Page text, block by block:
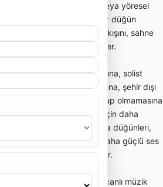
gitar, keman, saksafon veya yöresel
oluşabilir. Doğru seçilen bir düğün
müzik çalmaz; davetin akışını, sahne
eğlence ritmini belirler.
fiyatları; ekipteki kişi sayısına, solist
süresine, repertuar kapsamına, şehir dışı
ses ve ışık sistemi dahil olup olmamasına
salon organizasyonları için daha
olabilirken, açık hava düğünleri,
ve kalabalık davetlerde daha güçlü ses
kadrolu orkestra tercih edilir.
paketleri genellikle temel canlı müzik